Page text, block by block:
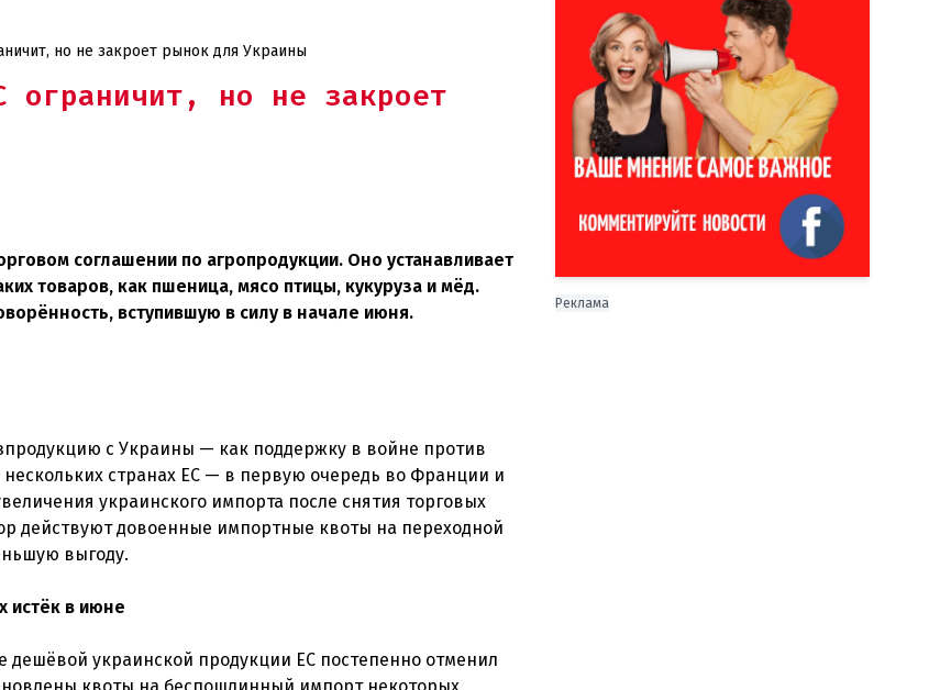
но не закроет рынок для Украины
но не закроет
соглашении по агропродукции. Оно устанавливает
товаров, как пшеница, мясо птицы, кукуруза и мёд.
вступившую в силу в начале июня.
с Украины — как поддержку в войне против
странах ЕС — в первую очередь во Франции и
украинского импорта после снятия торговых
действуют довоенные импортные квоты на переходной
выгоду.
истёк в июне
украинской продукции ЕС постепенно отменил
Реклама